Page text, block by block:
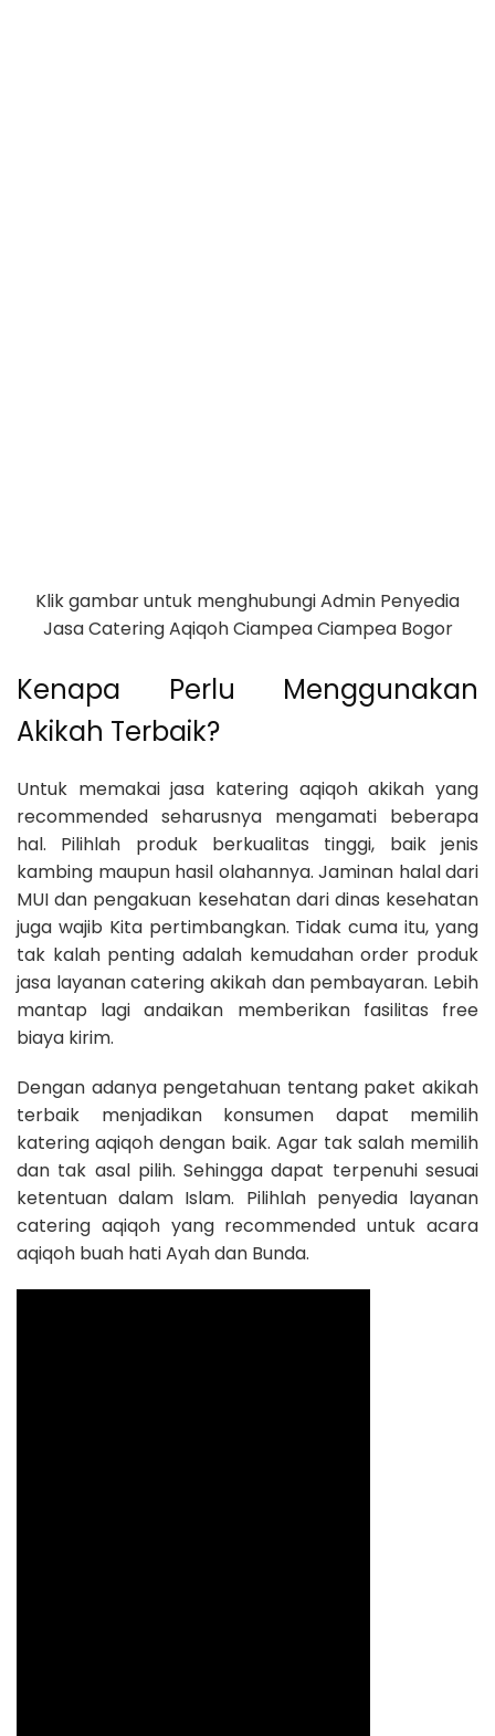
Klik gambar untuk menghubungi Admin Penyedia
Jasa Catering Aqiqoh Ciampea Ciampea Bogor
Kenapa Perlu Menggunakan
Akikah Terbaik?
Untuk memakai jasa katering aqiqoh akikah yang
recommended seharusnya mengamati beberapa
hal. Pilihlah produk berkualitas tinggi, baik jenis
kambing maupun hasil olahannya. Jaminan halal dari
MUI dan pengakuan kesehatan dari dinas kesehatan
juga wajib Kita pertimbangkan. Tidak cuma itu, yang
tak kalah penting adalah kemudahan order produk
jasa layanan catering akikah dan pembayaran. Lebih
mantap lagi andaikan memberikan fasilitas free
biaya kirim.
Dengan adanya pengetahuan tentang paket akikah
terbaik menjadikan konsumen dapat memilih
katering aqiqoh dengan baik. Agar tak salah memilih
dan tak asal pilih. Sehingga dapat terpenuhi sesuai
ketentuan dalam Islam. Pilihlah penyedia layanan
catering aqiqoh yang recommended untuk acara
aqiqoh buah hati Ayah dan Bunda.